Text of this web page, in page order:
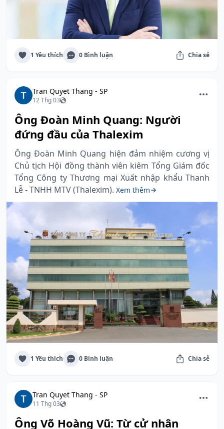
1 Yêu thích 0 Bình luận Chia sẻ
Tran Quyet Thang - SP
12 Thg 03
Ông Đoàn Minh Quang: Người
đứng đầu của Thalexim
Ông Đoàn Minh Quang hiện đảm nhiệm cương vị
Chủ tịch Hội đồng thành viên kiêm Tổng Giám đốc
Tổng Công ty Thương mại Xuất nhập khẩu Thanh
Lễ - TNHH MTV (Thalexim). Xem thêm
1 Yêu thích 0 Bình luận Chia sẻ
Tran Quyet Thang - SP
11 Thg 03
Ông Võ Hoàng Vũ: Từ cử nhân